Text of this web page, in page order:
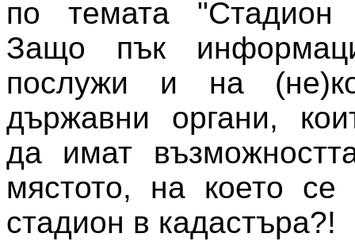
по темата "Стадион
Защо пък
послужи и на
държавни органи,
да имат
мястото, на което се
стадион в кадастъра?!